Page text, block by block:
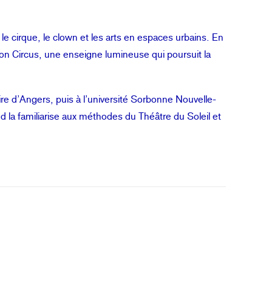
cirque, le clown et les arts en espaces urbains. En
Circus, une enseigne lumineuse qui poursuit la
d’Angers, puis à l’université Sorbonne Nouvelle-
la familiarise aux méthodes du Théâtre du Soleil et